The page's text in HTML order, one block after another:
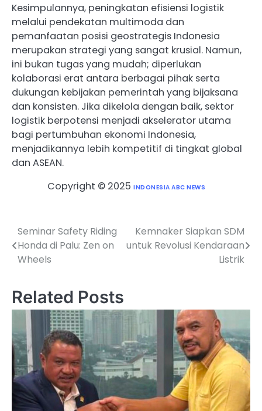
Kesimpulannya, peningkatan efisiensi logistik
melalui pendekatan multimoda dan
pemanfaatan posisi geostrategis Indonesia
merupakan strategi yang sangat krusial. Namun,
ini bukan tugas yang mudah; diperlukan
kolaborasi erat antara berbagai pihak serta
dukungan kebijakan pemerintah yang bijaksana
dan konsisten. Jika dikelola dengan baik, sektor
logistik berpotensi menjadi akselerator utama
bagi pertumbuhan ekonomi Indonesia,
menjadikannya lebih kompetitif di tingkat global
dan ASEAN.
Copyright © 2025 INDONESIA ABC NEWS
Post
navigation
Seminar Safety Riding
Honda di Palu: Zen on
Wheels
Kemnaker Siapkan SDM
untuk Revolusi Kendaraan
Listrik
Related Posts